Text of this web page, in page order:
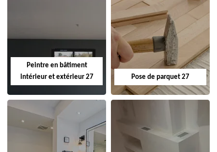
Peintre en bâtiment
intérieur et extérieur 27
Pose de parquet 27